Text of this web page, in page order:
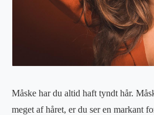
Måske har du altid haft tyndt hår.
meget af håret, er du ser en markant